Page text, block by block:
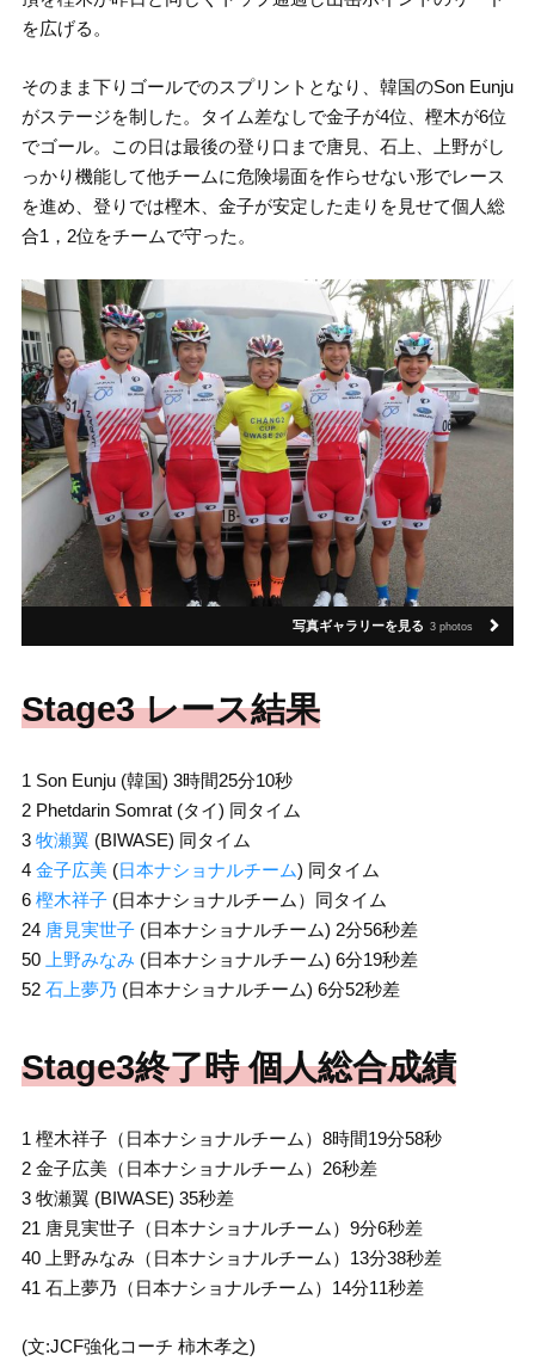
を広げる。
そのまま下りゴールでのスプリントとなり、韓国のSon Eunju
がステージを制した。タイム差なしで金子が4位、樫木が6位
でゴール。この日は最後の登り口まで唐見、石上、上野がし
っかり機能して他チームに危険場面を作らせない形でレース
を進め、登りでは樫木、金子が安定した走りを見せて個人総
合1，2位をチームで守った。
写真ギャラリーを見る 3 photos
Stage3 レース結果
1 Son Eunju (韓国) 3時間25分10秒
2 Phetdarin Somrat (タイ) 同タイム
3 牧瀬翼 (BIWASE) 同タイム
4 金子広美(日本ナショナルチーム) 同タイム
6 樫木祥子(日本ナショナルチーム）同タイム
24 唐見実世子(日本ナショナルチーム) 2分56秒差
50
上野みなみ (日本ナショナルチーム) 6分19秒差
52 石上夢乃 (日本ナショナルチーム) 6分52秒差
Stage3終了時 個人総合成績
1 樫木祥子（日本ナショナルチーム）8時間19分58秒
2 金子広美（日本ナショナルチーム）26秒差
3 牧瀬翼 (BIWASE) 35秒差
21 唐見実世子（日本ナショナルチーム）9分6秒差
40 上野みなみ（日本ナショナルチーム）13分38秒差
41 石上夢乃（日本ナショナルチーム）14分11秒差
(文:JCF強化コーチ 柿木孝之)